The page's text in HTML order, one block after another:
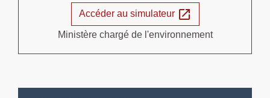
Accéder au simulateur open_in_new
Ministère chargé de l'environnement